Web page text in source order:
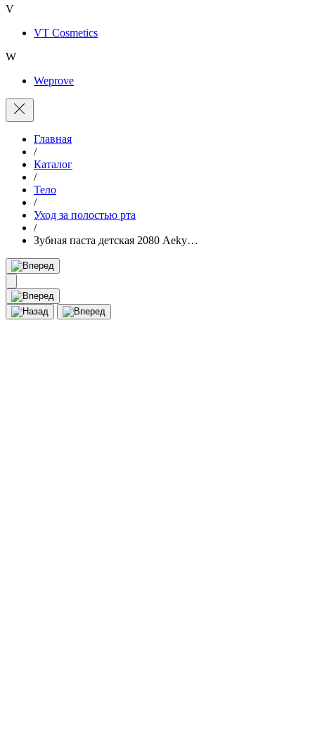
V
VT Cosmetics
W
Weprove
Главная
/
Каталог
/
Тело
/
Уход за полостью рта
/
Зубная паста детская 2080 Aeky…